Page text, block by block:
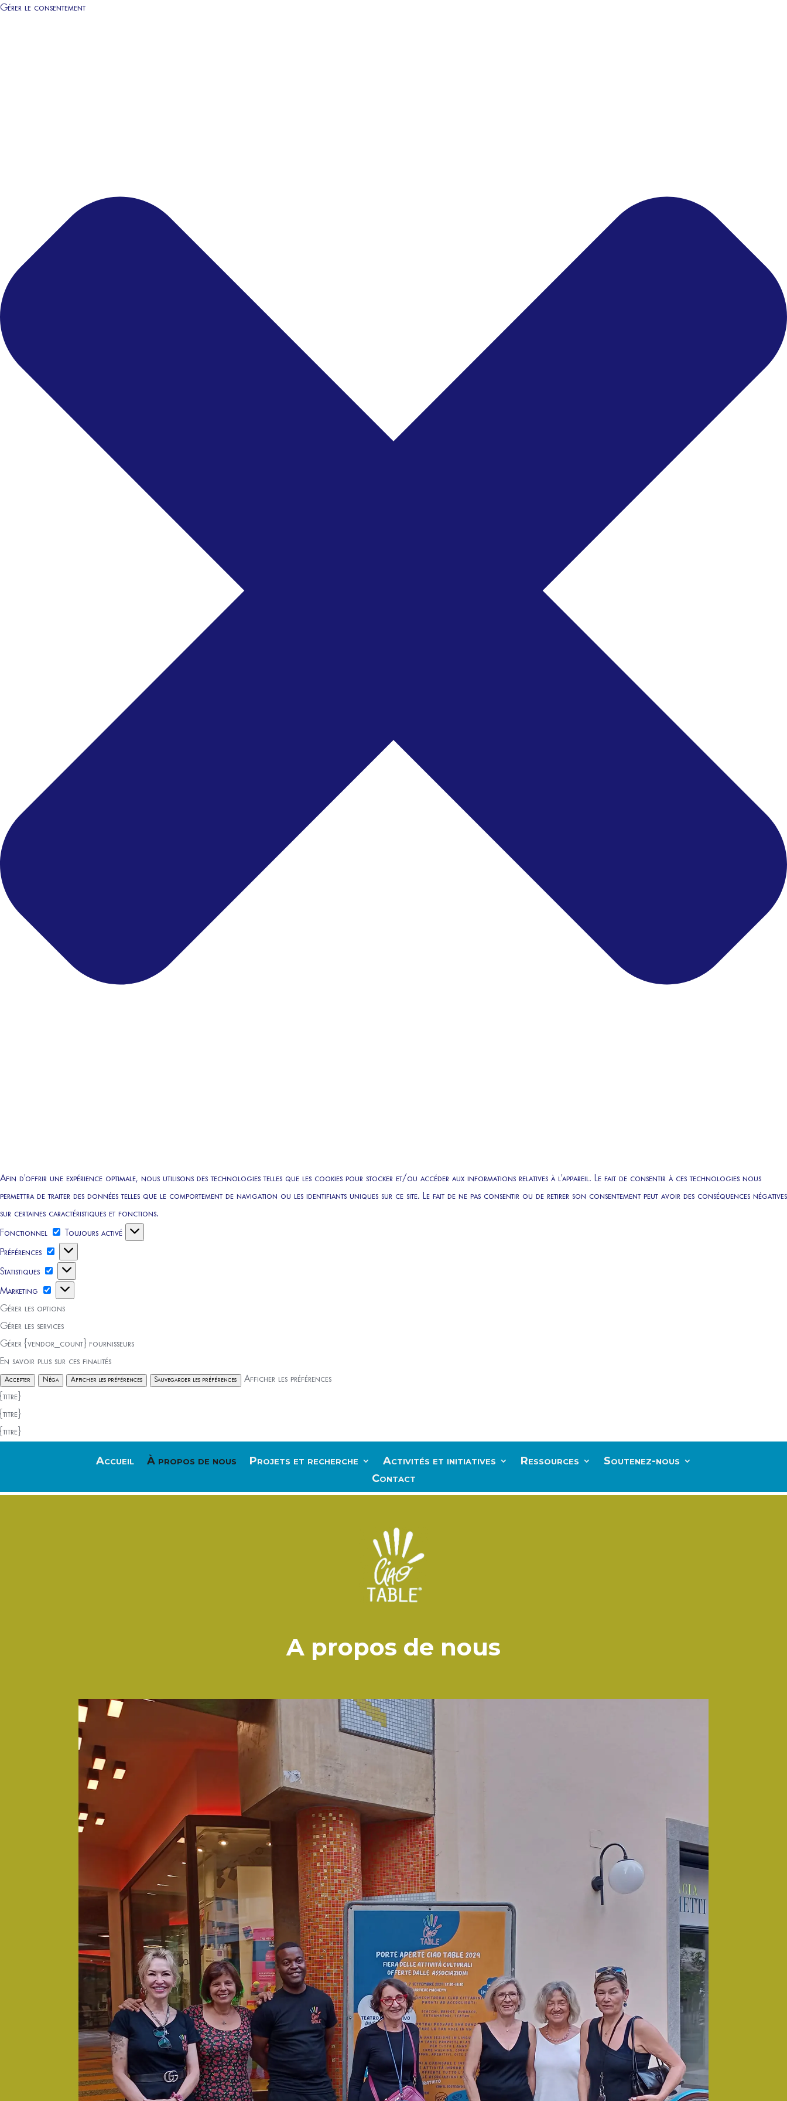
Gérer le consentement
Afin d'offrir une expérience optimale, nous utilisons des technologies telles que les cookies pour stocker et/ou accéder aux informations relatives à l'appareil. Le fait de consentir à ces technologies nous
permettra de traiter des données telles que le comportement de navigation ou les identifiants uniques sur ce site. Le fait de ne pas consentir ou de retirer son consentement peut avoir des conséquences négatives
sur certaines caractéristiques et fonctions.
Fonctionnel
Fonctionnel
Toujours activé
Préférences
Préférences
Statistiques Statistiques
Marketing
Marketing
Gérer les options
Gérer les services
Gérer {vendor_count} fournisseurs
En savoir plus sur ces finalités
Accepter Néga Afficher les préférences Sauvegarder les préférences
Afficher les préférences
{titre}
{titre}
{titre}
Accueil À propos de nous Projets et recherche Activités et initiatives Ressources
Soutenez-nous
Contact
A propos de nous